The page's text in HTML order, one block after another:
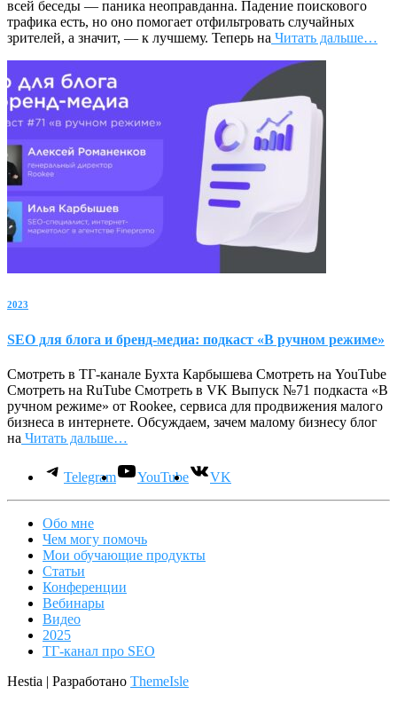
всей беседы — паника неоправданна. Падение поискового
трафика есть, но оно помогает отфильтровать случайных
зрителей, а значит, — к лучшему. Теперь на Читать дальше…
2023
SEO для блога и бренд-медиа: подкаст «В ручном режиме»
Смотреть в ТГ-канале Бухта Карбышева Смотреть на YouTube
Смотреть на RuTube Смотреть в VK Выпуск №71 подкаста «В
ручном режиме» от Rookee, сервиса для продвижения малого
бизнеса в интернете. Обсуждаем, зачем малому бизнесу блог
на Читать дальше…
Telegram YouTube VK
Обо мне
Чем могу помочь
Мои обучающие продукты
Статьи
Конференции
Вебинары
Видео
2025
ТГ-канал про SEO
Hestia | Разработано ThemeIsle